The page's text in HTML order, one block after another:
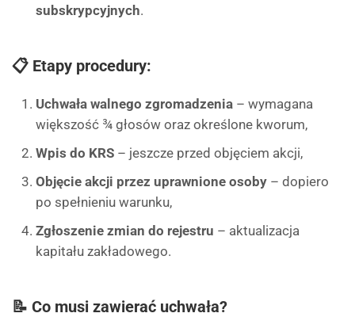
subskrypcyjnych.
📋 Etapy procedury:
Uchwała walnego zgromadzenia – wymagana
większość ¾ głosów oraz określone kworum,
Wpis do KRS – jeszcze przed objęciem akcji,
Objęcie akcji przez uprawnione osoby – dopiero
po spełnieniu warunku,
Zgłoszenie zmian do rejestru – aktualizacja
kapitału zakładowego.
📝 Co musi zawierać uchwała?